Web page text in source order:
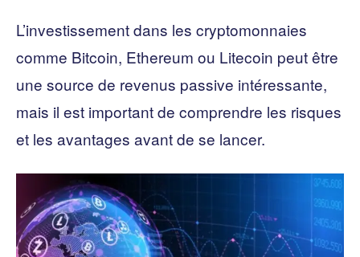
L’investissement dans les cryptomonnaies
comme Bitcoin, Ethereum ou Litecoin peut être
une source de revenus passive intéressante,
mais il est important de comprendre les risques
et les avantages avant de se lancer.